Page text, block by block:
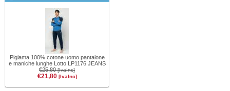
Pigiama 100% cotone uomo pantalone
e maniche lunghe Lotto LP1176 JEANS
€25,80[IvaInc]
€21,80 [IvaInc]